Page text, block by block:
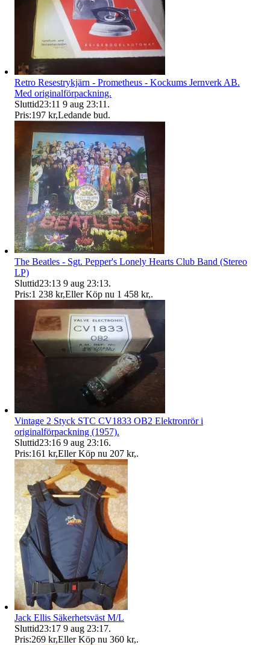
Retro Resestrykjärn - Prometheus - Kockums Jernverk AB.
Med originalförpackning.
Sluttid23:11 9 aug 23:11 .
Pris:197 kr,Ledande bud.
The Beatles - Sgt. Pepper's Lonely Hearts Club Band (Stereo
LP)
Sluttid23:13 9 aug 23:13.
Pris:1 238 kr,Eller Köp nu 1 458 kr,.
Vintage 2 Styck STC CV1833 OB2 Elektronrör i
originalförpackning (1957).
Sluttid23:16 9 aug 23:16.
Pris:161 kr,Eller Köp nu 207 kr,.
Jack Ellis Säkerhetsväst M/L
Sluttid23:17 9 aug 23:17.
Pris:269 kr,Eller Köp nu 360 kr,.